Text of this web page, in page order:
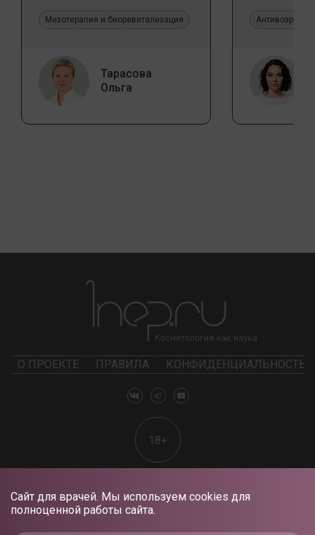
Сайт для врачей. Мы используем cookies для
полноценной работы сайта.
Мезотерапия и биоревитализация
Тарасова
Ольга
О ПРОЕКТЕ ПРАВИЛА КОНФИДЕНЦИАЛЬНОСТЬ
18+